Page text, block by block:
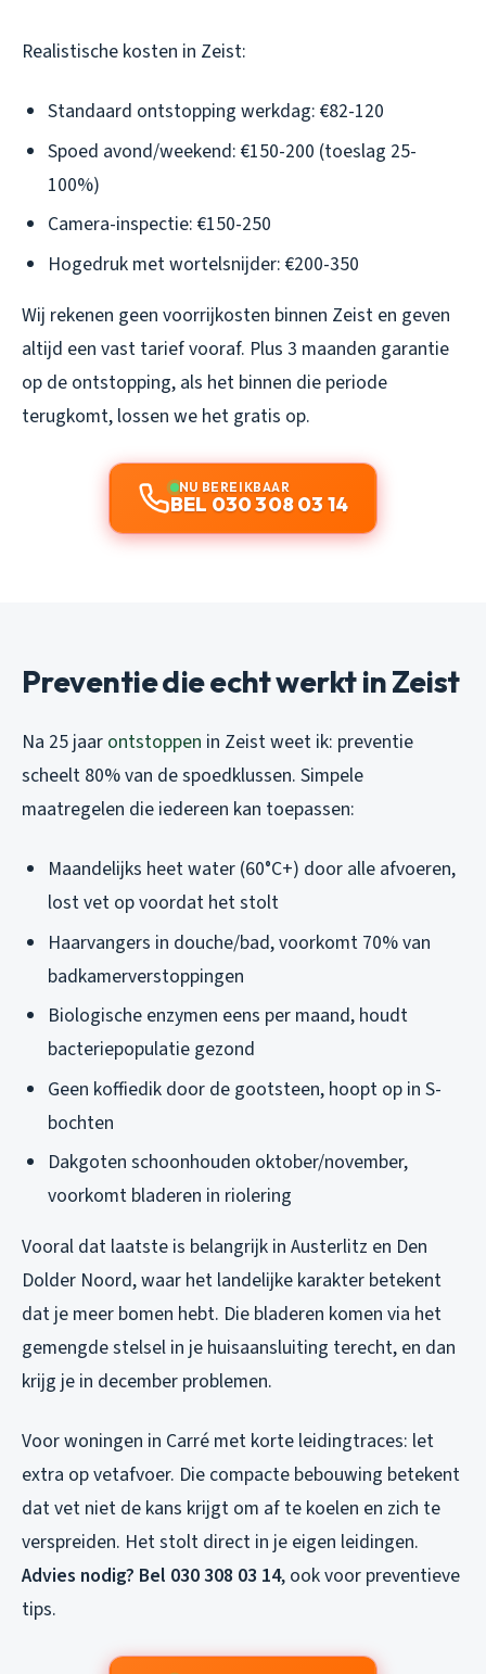
Realistische kosten in Zeist:
Standaard ontstopping werkdag: €82-120
Spoed avond/weekend: €150-200 (toeslag 25-
100%)
Camera-inspectie: €150-250
Hogedruk met wortelsnijder: €200-350
Wij rekenen geen voorrijkosten binnen Zeist en geven
altijd een vast tarief vooraf. Plus 3 maanden garantie
op de ontstopping, als het binnen die periode
terugkomt, lossen we het gratis op.
NU BEREIKBAAR
BEL 030 308 03 14
Preventie die echt werkt in Zeist
Na 25 jaar ontstoppen in Zeist weet ik: preventie
scheelt 80% van de spoedklussen. Simpele
maatregelen die iedereen kan toepassen:
Maandelijks heet water (60°C+) door alle afvoeren,
lost vet op voordat het stolt
Haarvangers in douche/bad, voorkomt 70% van
badkamerverstoppingen
Biologische enzymen eens per maand, houdt
bacteriepopulatie gezond
Geen koffiedik door de gootsteen, hoopt op in S-
bochten
Dakgoten schoonhouden oktober/november,
voorkomt bladeren in riolering
Vooral dat laatste is belangrijk in Austerlitz en Den
Dolder Noord, waar het landelijke karakter betekent
dat je meer bomen hebt. Die bladeren komen via het
gemengde stelsel in je huisaansluiting terecht, en dan
krijg je in december problemen.
Voor woningen in Carré met korte leidingtraces: let
extra op vetafvoer. Die compacte bebouwing betekent
dat vet niet de kans krijgt om af te koelen en zich te
verspreiden. Het stolt direct in je eigen leidingen.
Advies nodig? Bel 030 308 03 14, ook voor preventieve
tips.